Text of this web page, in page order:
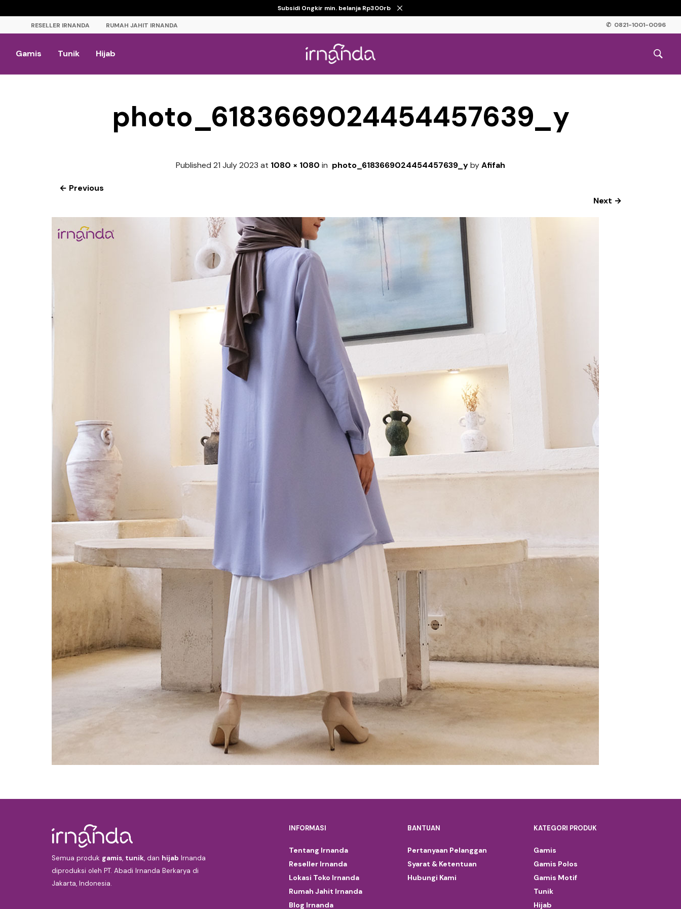
Subsidi Ongkir min. belanja Rp300rb
✆ 0821-1001-0096
RESELLER IRNANDA RUMAH JAHIT IRNANDA
Gamis Tunik Hijab
photo_6183669024454457639_y
Published 21 July 2023 at 1080 × 1080 in photo_6183669024454457639_ybyAfifah
← Previous
Next →
Semua produk gamis, tunik, dan hijab Irnanda
diproduksi oleh PT. Abadi Irnanda Berkarya di
Jakarta, Indonesia.
INFORMASI
Tentang Irnanda
Reseller Irnanda
Lokasi Toko Irnanda
Rumah Jahit Irnanda
Blog Irnanda
BANTUAN
Pertanyaan Pelanggan
Syarat & Ketentuan
Hubungi Kami
KATEGORI PRODUK
Gamis
Gamis Polos
Gamis Motif
Tunik
Hijab